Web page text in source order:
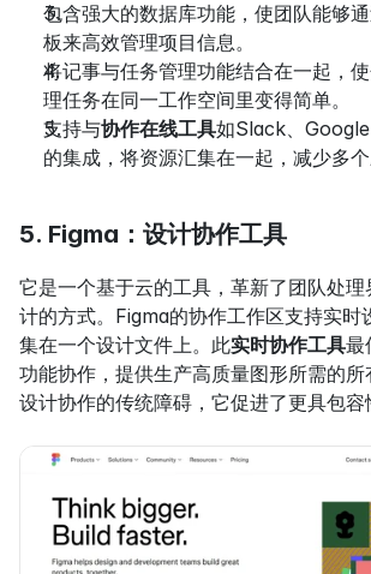
包含强大的数据库功能，使团队能够
板来高效管理项目信息。
将记事与任务管理功能结合在一起，
理任务在同一工作空间里变得简单。
支持与协作在线工具如Slack、
的集成，将资源汇集在一起，减少多个
5. Figma：设计协作工具
它是一个基于云的工具，革新了团队处
计的方式。Figma的协作工作区支持实时
集在一个设计文件上。此实时协作工具最
功能协作，提供生产高质量图形所需的
设计协作的传统障碍，它促进了更具包容